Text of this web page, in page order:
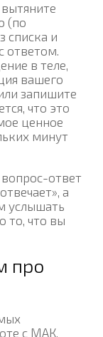
(по
списка и
ответом.
в теле,
вашего
запишите
что это
ценное
минут
ответ
а
услышать
то, что вы
про
с МАК.